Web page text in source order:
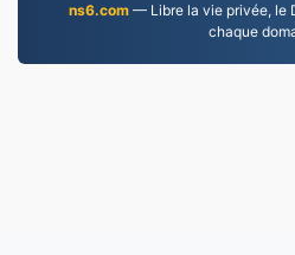
ns6.com— Libre la vie privée, le
chaque